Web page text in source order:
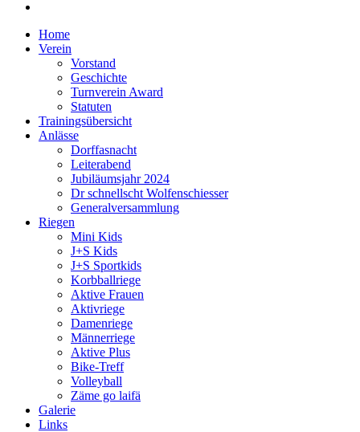
Home
Verein
Vorstand
Geschichte
Turnverein Award
Statuten
Trainingsübersicht
Anlässe
Dorffasnacht
Leiterabend
Jubiläumsjahr 2024
Dr schnellscht Wolfenschiesser
Generalversammlung
Riegen
Mini Kids
J+S Kids
J+S Sportkids
Korbballriege
Aktive Frauen
Aktivriege
Damenriege
Männerriege
Aktive Plus
Bike-Treff
Volleyball
Zäme go laifä
Galerie
Links